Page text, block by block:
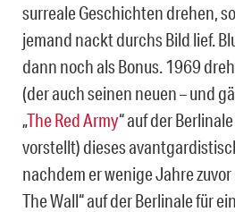
surreale Geschichten drehen,
jemand nackt durchs Bild lief.
dann noch als Bonus. 1969
(der auch seinen neuen – und
„The Red Army“ auf der
vorstellt) dieses
nachdem er wenige Jahre
The Wall“ auf der Berlinale für